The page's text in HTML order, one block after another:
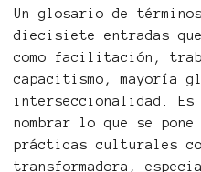
Un glosario de
diecisiete entradas
como facilitación,
capacitismo, mayoría
interseccionalidad.
nombrar lo que se
prácticas culturales
transformadora,